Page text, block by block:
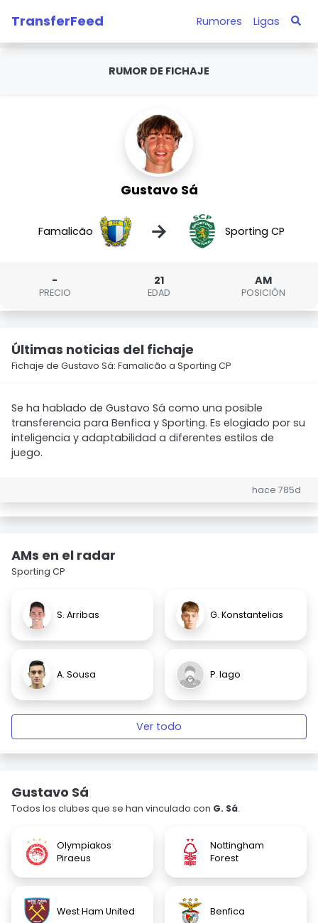
TransferFeed Rumores Ligas
RUMOR DE FICHAJE
Gustavo Sá
Famalicão → Sporting CP
-
PRECIO
21
EDAD
AM
POSICIÓN
Últimas noticias del fichaje
Fichaje de Gustavo Sá: Famalicão a Sporting CP
Se ha hablado de Gustavo Sá como una posible
transferencia para Benfica y Sporting. Es elogiado por su
inteligencia y adaptabilidad a diferentes estilos de
juego.
hace 785d
AMs en el radar
Sporting CP
S. Arribas G. Konstantelias
A. Sousa P. Iago
Ver todo
Gustavo Sá
Todos los clubes que se han vinculado con G. Sá.
Olympiakos
Piraeus
Nottingham
Forest
West Ham United Benfica